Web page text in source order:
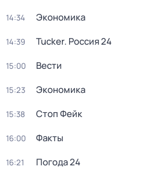
14:34 Экономика
14:39 Tucker. Россия 24
15:00 Вести
15:23 Экономика
15:38 Стоп Фейк
16:00 Факты
16:21 Погода 24